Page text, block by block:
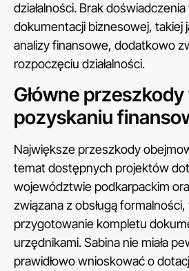
działalności. Brak
dokumentacji biznesowej, takiej
analizy finansowe, dodatkowo
rozpoczęciu działalności.
Główne
pozyskaniu
Największe przeszkody
temat dostępnych projektów
województwie podkarpackim
związana z obsługą formalności,
przygotowanie kompletu
urzędnikami. Sabina nie miała
prawidłowo wnioskować o